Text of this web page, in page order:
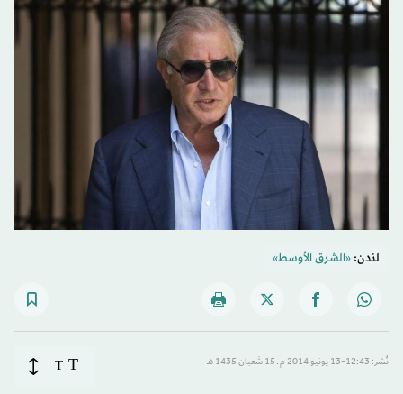
لندن:«الشرق الأوسط»
نُشر: 12:43-13 يونيو 2014 م ـ 15 شَعبان 1435 هـ T
T